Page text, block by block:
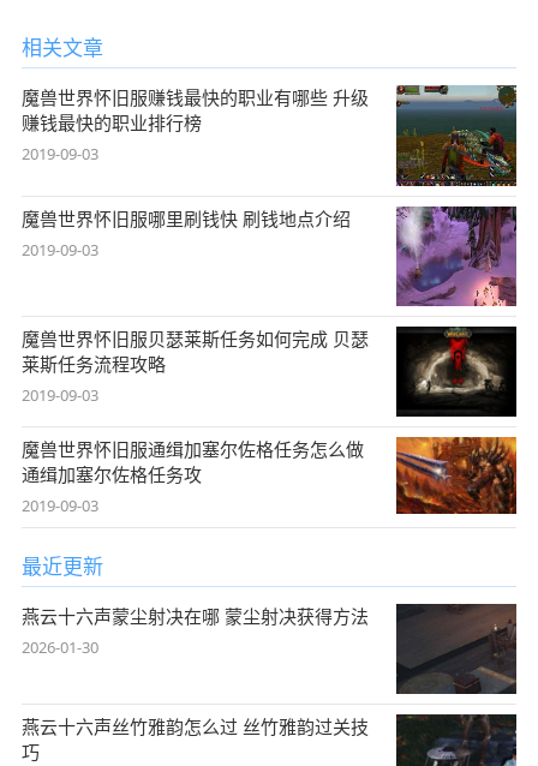
相关文章
魔兽世界怀旧服赚钱最快的职业有哪些 升级
赚钱最快的职业排行榜
2019-09-03
魔兽世界怀旧服哪里刷钱快 刷钱地点介绍
2019-09-03
魔兽世界怀旧服贝瑟莱斯任务如何完成 贝瑟
莱斯任务流程攻略
2019-09-03
魔兽世界怀旧服通缉加塞尔佐格任务怎么做
通缉加塞尔佐格任务攻
2019-09-03
最近更新
燕云十六声蒙尘射决在哪 蒙尘射决获得方法
2026-01-30
燕云十六声丝竹雅韵怎么过 丝竹雅韵过关技
巧